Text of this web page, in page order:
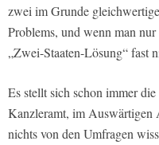
zwei im Grunde
Problems, und wenn man
„Zwei-Staaten-Lösung“ fast
Es stellt sich schon immer
Kanzleramt, im
nichts von den Umfragen